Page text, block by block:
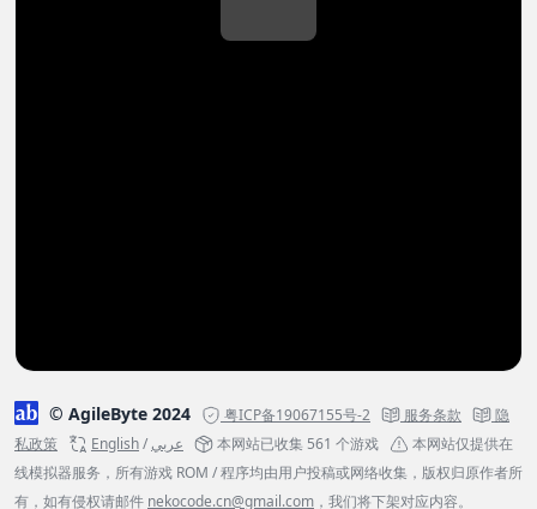
© AgileByte 2024 粤ICP备19067155号-2 服务条款
隐
私政策
English/عربي 本网站已收集 561 个游戏
本网站仅提供在
线模拟器服务，所有游戏 ROM / 程序均由用户投稿或网络收集，版权归原作者所
有，如有侵权请邮件 nekocode.cn@gmail.com ，我们将下架对应内容。